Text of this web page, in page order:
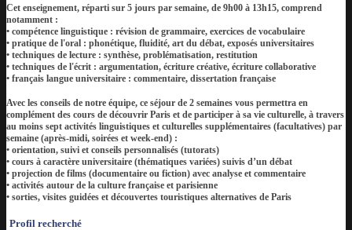
Cet enseignement, réparti sur 5 jours par semaine, de 9h00 à 13h15, comprend
notamment :
• compétence linguistique : révision de grammaire, exercices de vocabulaire
• pratique de l'oral : phonétique, fluidité, art du débat, exposés universitaires
• techniques de lecture : synthèse, problématisation, restitution
• techniques de l'écrit : argumentation, écriture créative, écriture collaborative
• français langue universitaire : commentaire, dissertation française
Avec les conseils de notre équipe, ce séjour de 2 semaines vous permettra en
complément des cours de découvrir Paris et de participer à sa vie culturelle, à travers
au moins sept activités linguistiques et culturelles supplémentaires (facultatives) par
semaine (après-midi, soirées et week-end) :
• orientation, suivi et conseils personnalisés (tutorats)
• cours à caractère universitaire (thématiques variées) suivis d’un débat
• projection de films (documentaire ou fiction) avec analyse et commentaire
• activités autour de la culture française et parisienne
• sorties, visites guidées et découvertes touristiques alternatives de Paris
Profil recherché